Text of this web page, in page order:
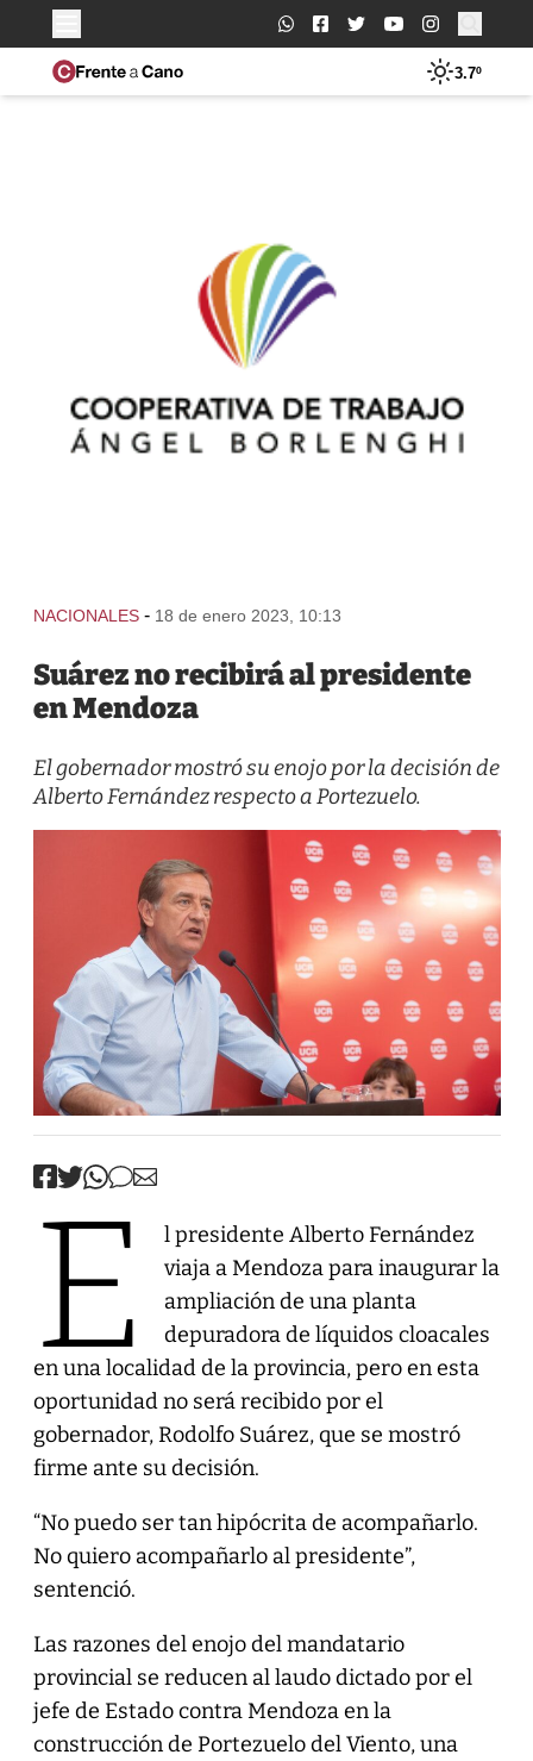
Buscar:
3.7º
NACIONALES - 18 de enero 2023, 10:13
Suárez no recibirá al presidente
en Mendoza
El gobernador mostró su enojo por la decisión de
Alberto Fernández respecto a Portezuelo.
E
l presidente Alberto Fernández
viaja a Mendoza para inaugurar la
ampliación de una planta
depuradora de líquidos cloacales
en una localidad de la provincia, pero en esta
oportunidad no será recibido por el
gobernador, Rodolfo Suárez, que se mostró
firme ante su decisión.
“No puedo ser tan hipócrita de acompañarlo.
No quiero acompañarlo al presidente”,
sentenció.
Las razones del enojo del mandatario
provincial se reducen al laudo dictado por el
jefe de Estado contra Mendoza en la
construcción de Portezuelo del Viento, una